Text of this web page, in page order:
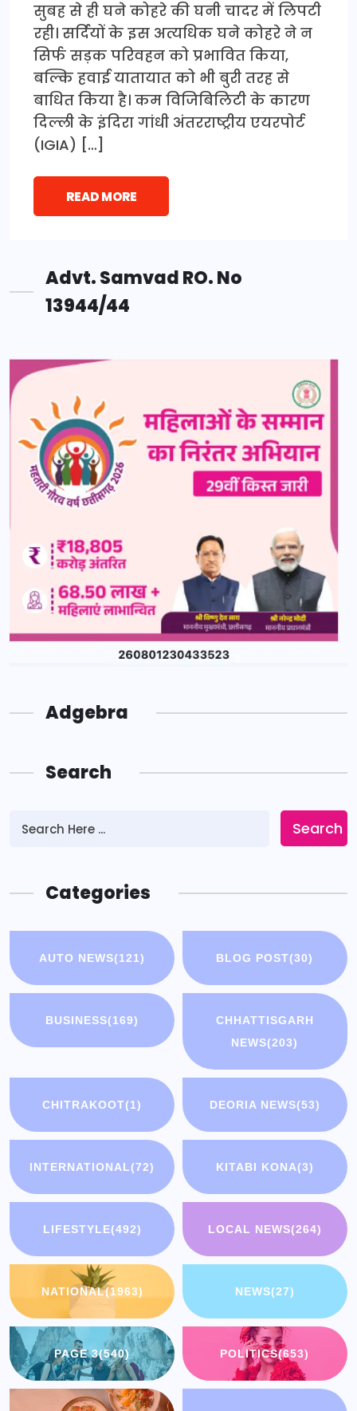
सुबह से ही घने कोहरे की घनी चादर में लिपटी
रही। सर्दियों के इस अत्यधिक घने कोहरे ने न
सिर्फ सड़क परिवहन को प्रभावित किया,
बल्कि हवाई यातायात को भी बुरी तरह से
बाधित किया है। कम विजिबिलिटी के कारण
दिल्ली के इंदिरा गांधी अंतरराष्ट्रीय एयरपोर्ट
(IGIA) […]
READ MORE
Advt. Samvad RO. No
13944/44
Adgebra
Search
Search
Categories
AUTO NEWS(121) BLOG POST(30)
BUSINESS(169)
CHHATTISGARH
NEWS(203)
CHITRAKOOT(1) DEORIA NEWS(53)
INTERNATIONAL(72) KITABI KONA(3)
LIFESTYLE(492) LOCAL NEWS(264)
NATIONAL(1963) NEWS(27)
PAGE 3(540) POLITICS(653)